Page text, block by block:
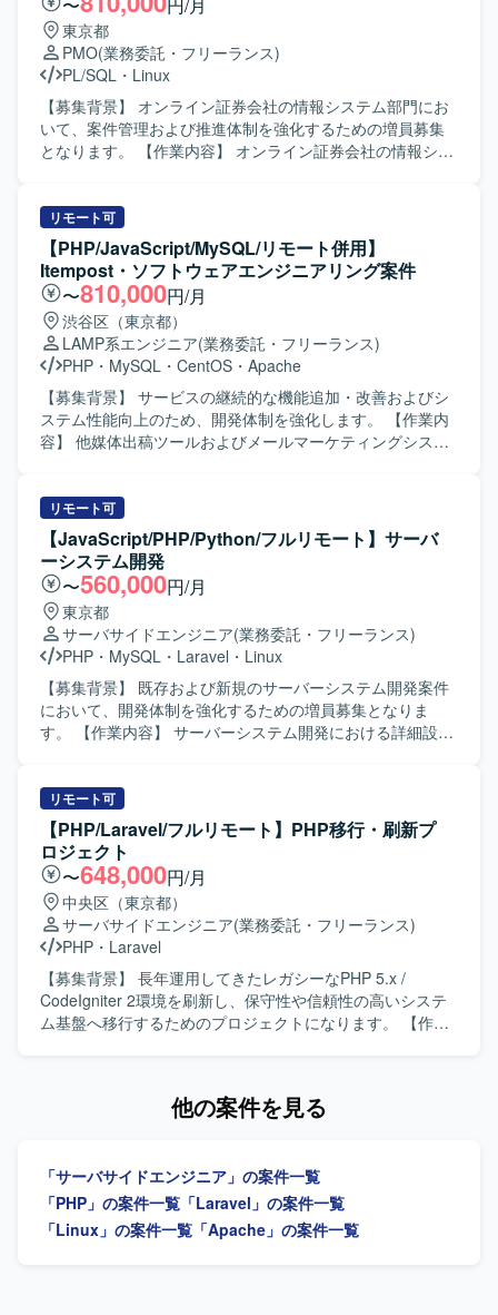
質状況の報告を行っていただきます。 【求める人物像】 関
係者と円滑にコミュニケーションを取りながら、主体的に
案件を推進できる方を求めております。状況変化に柔軟に
対応しつつ、ドキュメントを用いた分かりやすい説明や調
整ができる方が望ましいです。 【ポジションの魅力】 オン
ライン証券ビジネスにおけるシステム案件を上流工程から
一貫して担当することで、業務知識とシステム知識の双方
る経験を積むことができます。 【開発環境】 Web系システ
ムを対象とした環境において、LinuxおよびSQLを活用した
システムの要件定義および設計・開発経験を生かしてご対
応いただきます。
東京都
PMO(業務委託・フリーランス)
PL/SQL ・ Linux
【募集背景】 オンライン証券会社の情報システム部門にお
いて、案件管理および推進体制を強化するための増員募集
となります。 【作業内容】 オンライン証券会社の情報シス
務要件のヒアリングを行い、システム要件定義書やプロジ
ェクト計画書の作成を行います。 設計からテストフェーズ
にかけては外部ベンダーへの委託案件に対し、進捗・課
題・品質・コストなどのベンダーコントロールを実施して
いただきます。 また、社内品質管理部門に対して品質状況
の報告を行っていただきます。 【求める人物像】 関係者と
の円滑なコミュニケーションを図りながら、主体的に案件
を推進していただける方を求めております。 ドキュメント
作成や管理業務に丁寧かつ責任感を持って取り組める方に
マッチするポジションです。 【ポジションの魅力】 オンラ
イン証券ビジネスにおけるシステム開発案件に上流工程か
ホルダーと連携しながら、ベンダーコントロールや品質管
理の実務経験を積むことができる環境です。 【開発環境】
Linux環境およびSQLを利用したシステム開発プロジェクト
に参画していただきます。
リモート可
【PHP/JavaScript/MySQL/リモート併用】
Itempost・ソフトウェアエンジニアリング案件
〜810,000円/月
渋谷区（東京都）
LAMP系エンジニア(業務委託・フリーランス)
PHP ・ MySQL ・ CentOS ・ Apache
【募集背景】 サービスの継続的な機能追加・改善およびシ
ステム性能向上のため、開発体制を強化します。 【作業内
容】 他媒体出稿ツールおよびメールマーケティングシステ
を行います。既存機能改修、新機能開発、性能改善、PHP
バージョンアップに伴うリファクタリング、AWS環境への
移行を行います。 【求める人物像】 仕様が固まりきってい
ない状態でも不足を洗い出し、関係者と合意形成を進めら
れる方を求めます。根拠を持って判断・提案し、主体的に
課題解決へ取り組める方を歓迎します。 【ポジションの魅
力】 大規模ECサービスにおいて、企画から設計、開発まで
幅広く経験を積めます。 【開発環境】 Linux（CentOS）、
Apache、MySQL 8系、PHP 5.6・8.5を使用します。一部
AWSを含むハイブリッド構成です。
リモート可
【JavaScript/PHP/Python/フルリモート】サーバ
ーシステム開発
〜560,000円/月
東京都
サーバサイドエンジニア(業務委託・フリーランス)
PHP ・ MySQL ・ Laravel ・ Linux
【募集背景】 既存および新規のサーバーシステム開発案件
において、開発体制を強化するための増員募集となりま
す。 【作業内容】 サーバーシステム開発における詳細設計
応、単体・結合テストの実施および品質確保に向けた改善
対応などを行っていただきます。 【求める人物像】 チーム
での開発において円滑なコミュニケーションを取りながら
主体的に動いていただける方を求めております。 新しい技
術やクラウドサービスの習得に前向きに取り組み、自ら情
報収集しながらキャッチアップできる方に適したポジショ
ンとなります。 【ポジションの魅力】 複数の言語やフレー
ムワーク、クラウドサービスを活用した開発に携わること
で、サーバーサイド全般のスキルを幅広く習得していただ
けます。 詳細設計からテストまで一連の工程を経験できる
ため、上流から下流までの開発プロセスを通じてスキルア
リモート可
【PHP/Laravel/フルリモート】PHP移行・刷新プ
ロジェクト
〜648,000円/月
中央区（東京都）
サーバサイドエンジニア(業務委託・フリーランス)
PHP ・ Laravel
【募集背景】 長年運用してきたレガシーなPHP 5.x /
CodeIgniter 2環境を刷新し、保守性や信頼性の高いシステ
ム基盤へ移行するためのプロジェクトになります。 【作業
トします。次期フレームワークの選定支援を行い、選定さ
化の実装にも取り組んでいただきます。 【求める人物像】
レガシー環境のコード解析やリファクタリングに前向きに
取り組める方を求めております。チームメンバーと積極的
に対話しながら活動し、知識共有やメンバーの成長にも関
他の案件を見る
「サーバサイドエンジニア」の案件一覧
「PHP」の案件一覧 「Laravel」の案件一覧
「Linux」の案件一覧 「Apache」の案件一覧